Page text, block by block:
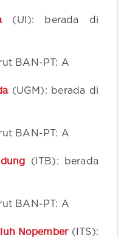
(UI): berada di
BAN-PT: A
(UGM): berada di
BAN-PT: A
(ITB): berada
BAN-PT: A
Nopember(ITS):